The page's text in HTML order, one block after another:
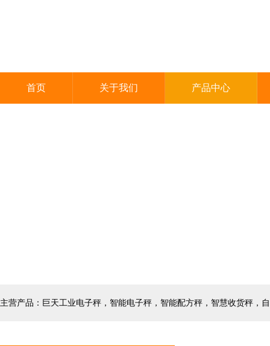
首页 关于我们 产品中心